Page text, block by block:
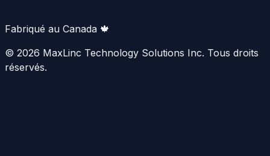
Fabriqué au Canada 🍁
© 2026 MaxLinc Technology Solutions Inc. Tous droits
réservés.